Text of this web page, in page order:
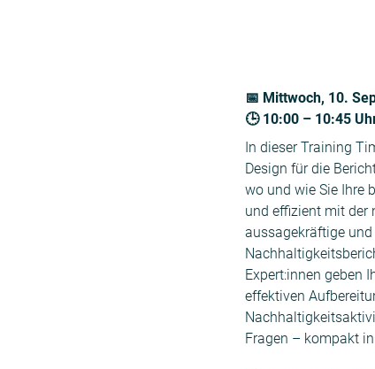
📅 Mittwoch, 10.
🕒 10:00 – 10:45
In dieser Training
Design für die
wo und wie Sie Ihre
und effizient mit der
aussagekräftige
Expert:innen geben
effektiven
Fragen – kompakt